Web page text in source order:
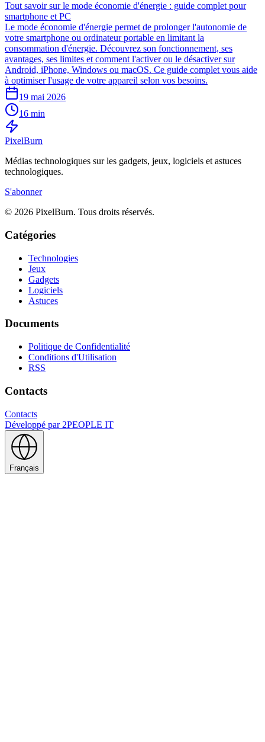
Tout savoir sur le mode économie d'énergie : guide complet pour
smartphone et PC
Le mode économie d'énergie permet de prolonger l'autonomie de
votre smartphone ou ordinateur portable en limitant la
consommation d'énergie. Découvrez son fonctionnement, ses
avantages, ses limites et comment l'activer ou le désactiver sur
Android, iPhone, Windows ou macOS. Ce guide complet vous aide
à optimiser l'usage de votre appareil selon vos besoins.
19 mai 2026
16 min
PixelBurn
Médias technologiques sur les gadgets, jeux, logiciels et astuces
technologiques.
S'abonner
© 2026 PixelBurn. Tous droits réservés.
Catégories
Technologies
Jeux
Gadgets
Logiciels
Astuces
Documents
Politique de Confidentialité
Conditions d'Utilisation
RSS
Contacts
Contacts
Développé par2PEOPLE IT
Français